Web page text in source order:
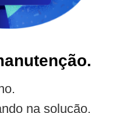
na solução.